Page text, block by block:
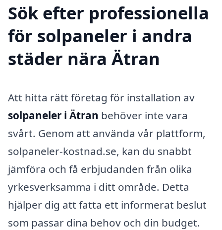
Sök efter professionella
för solpaneler i andra
städer nära Ätran
Att hitta rätt företag för installation av
solpaneler i Ätran behöver inte vara
svårt. Genom att använda vår plattform,
solpaneler-kostnad.se, kan du snabbt
jämföra och få erbjudanden från olika
yrkesverksamma i ditt område. Detta
hjälper dig att fatta ett informerat beslut
som passar dina behov och din budget.